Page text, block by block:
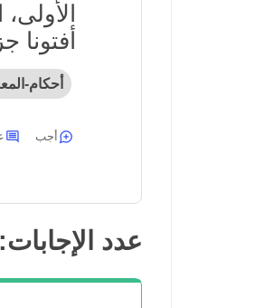
أفتونا
أحكام-
أجب
عدد الإجابات: